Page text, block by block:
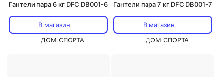
Гантели пара 6 кг DFC DB001-6
В магазин
ДОМ СПОРТА
Гантели пара 7 кг DFC DB001-7
В магазин
ДОМ СПОРТА